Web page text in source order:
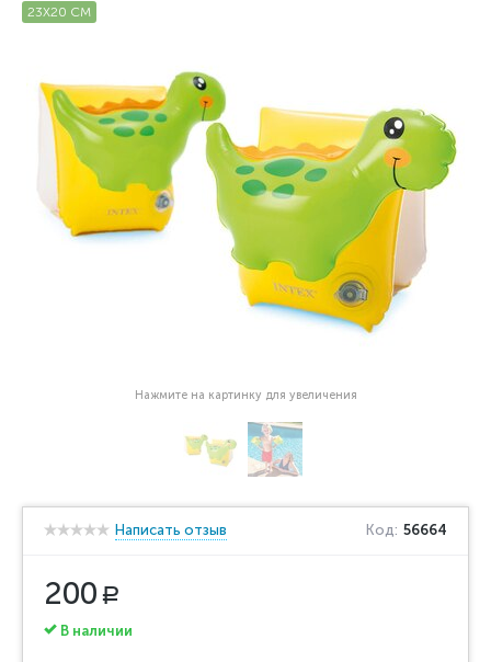
23Х20 СМ
Нажмите на картинку для увеличения
Написать отзыв Код: 56664
200 Р
В наличии